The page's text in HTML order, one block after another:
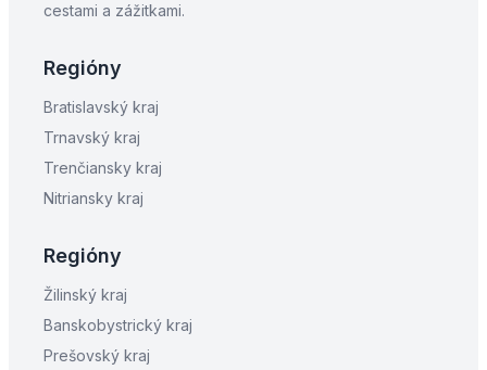
cestami a zážitkami.
Regióny
Bratislavský kraj
Trnavský kraj
Trenčiansky kraj
Nitriansky kraj
Regióny
Žilinský kraj
Banskobystrický kraj
Prešovský kraj